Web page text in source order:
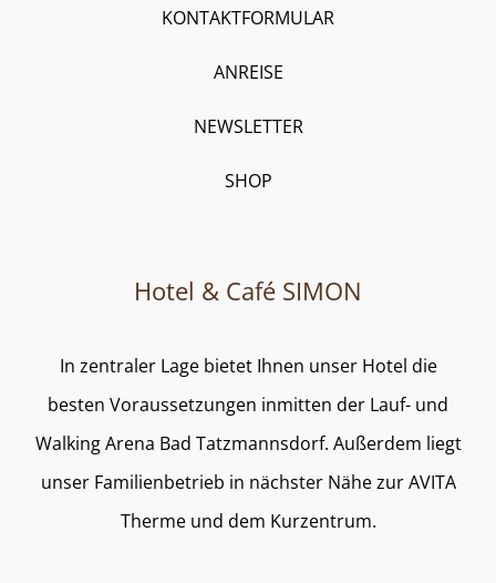
KONTAKTFORMULAR
ANREISE
NEWSLETTER
SHOP
Hotel & Café SIMON
In zentraler Lage bietet Ihnen unser Hotel die
besten Voraussetzungen inmitten der Lauf- und
Walking Arena Bad Tatzmannsdorf. Außerdem liegt
unser Familienbetrieb in nächster Nähe zur AVITA
Therme und dem Kurzentrum.